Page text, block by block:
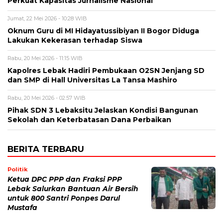
Jumat, 22 Mei 2026 - 10:28 WIB
Oknum Guru di MI Hidayatussibiyan II Bogor Diduga
Lakukan Kekerasan terhadap Siswa
Rabu, 20 Mei 2026 - 11:15 WIB
Kapolres Lebak Hadiri Pembukaan O2SN Jenjang SD
dan SMP di Hall Universitas La Tansa Mashiro
Rabu, 20 Mei 2026 - 02:57 WIB
Pihak SDN 3 Lebaksitu Jelaskan Kondisi Bangunan
Sekolah dan Keterbatasan Dana Perbaikan
BERITA TERBARU
Politik
Ketua DPC PPP dan Fraksi PPP
Lebak Salurkan Bantuan Air Bersih
untuk 800 Santri Ponpes Darul
Mustafa